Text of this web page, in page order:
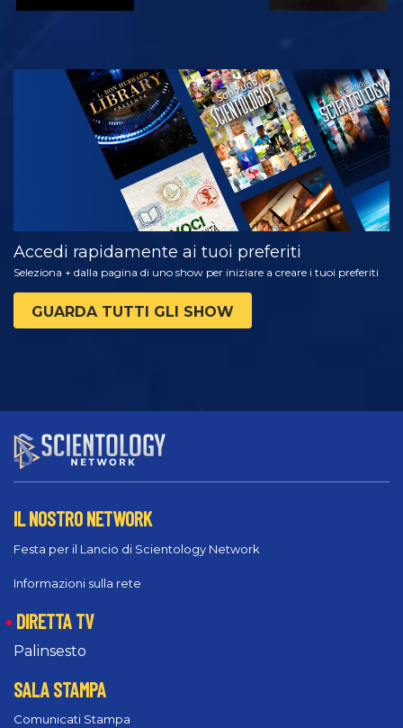
GUARDA
ESPLORA LE
SERIE
Accedi rapidamente ai tuoi preferiti
Seleziona + dalla pagina di uno show per iniziare a creare i tuoi preferiti
GUARDA TUTTI GLI SHOW
IL NOSTRO NETWORK
Festa per il Lancio di Scientology Network
Informazioni sulla rete
DIRETTA TV
Palinsesto
SALA STAMPA
Comunicati Stampa